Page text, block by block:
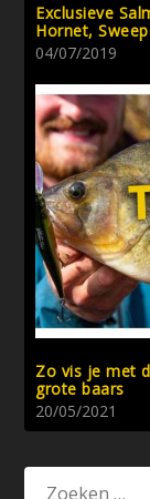
Exclusieve
Hornet,
04/07/2019
Zo vis je met
grote baars
20/05/2021